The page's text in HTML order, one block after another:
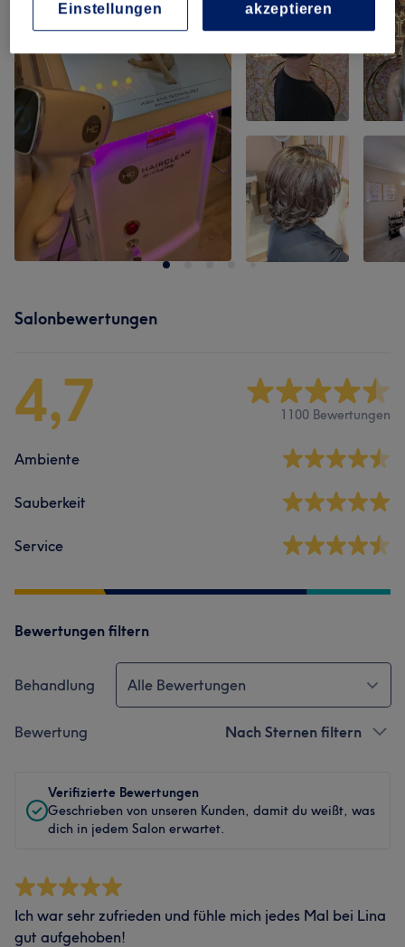
Salonbewertungen
4,7 1100 Bewertungen
Ambiente
Sauberkeit
Service
Bewertungen filtern
Behandlung Alle Bewertungen
Bewertung Nach Sternen filtern
Verifizierte Bewertungen
Geschrieben von unseren Kunden, damit du weißt, was
dich in jedem Salon erwartet.
Ich war sehr zufrieden und fühle mich jedes Mal bei Lina
gut aufgehoben!
Einstellungen
akzeptieren